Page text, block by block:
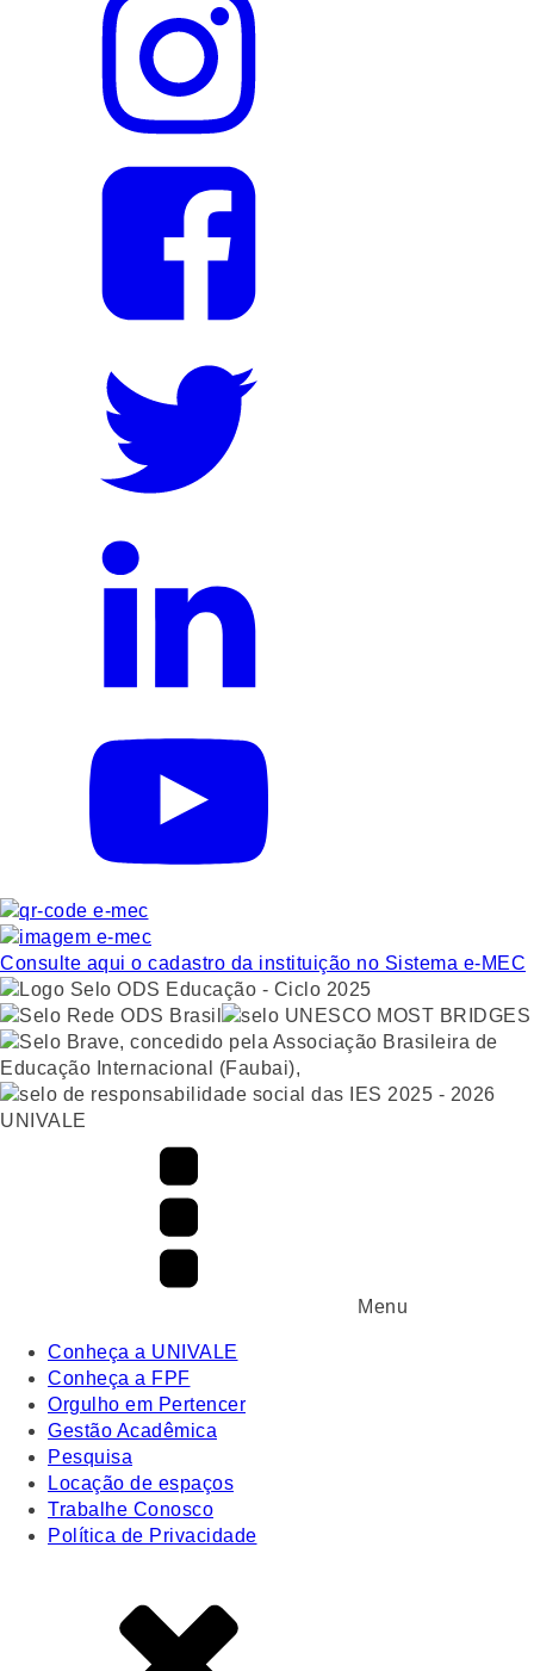
Consulte aqui o cadastro da instituição no Sistema e-MEC
UNIVALE
Menu
Conheça a UNIVALE
Conheça a FPF
Orgulho em Pertencer
Gestão Acadêmica
Pesquisa
Locação de espaços
Trabalhe Conosco
Política de Privacidade